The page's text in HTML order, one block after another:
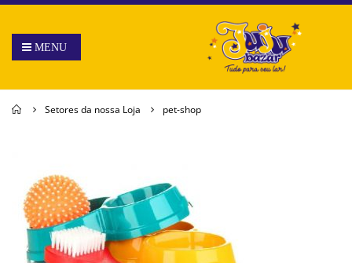
Home
Setores da nossa Loja pet-shop